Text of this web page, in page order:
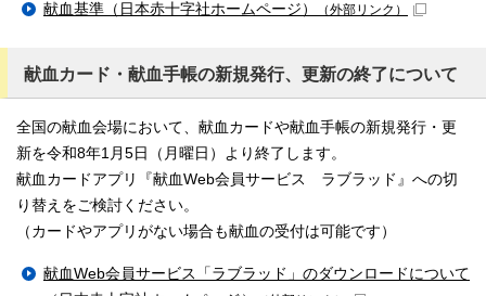
献血基準（日本赤十字社ホームページ） （外部リンク）
献血カード・献血手帳の新規発行、更新の終了について
全国の献血会場において、献血カードや献血手帳の新規発行・更
新を令和8年1月5日（月曜日）より終了します。
献血カードアプリ『献血Web会員サービス ラブラッド』への切
り替えをご検討ください。
（カードやアプリがない場合も献血の受付は可能です）
献血Web会員サービス「ラブラッド」のダウンロードについて